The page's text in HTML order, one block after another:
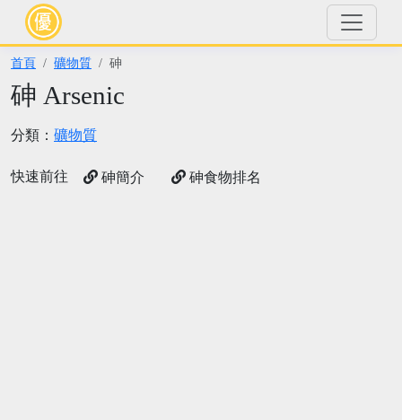
首頁 礦物質 砷
砷 Arsenic
分類： 礦物質
快速前往 砷簡介 砷食物排名